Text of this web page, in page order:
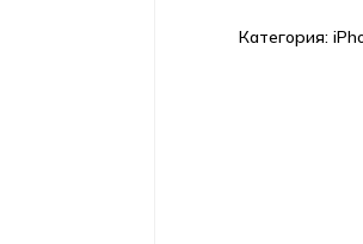
Категория: